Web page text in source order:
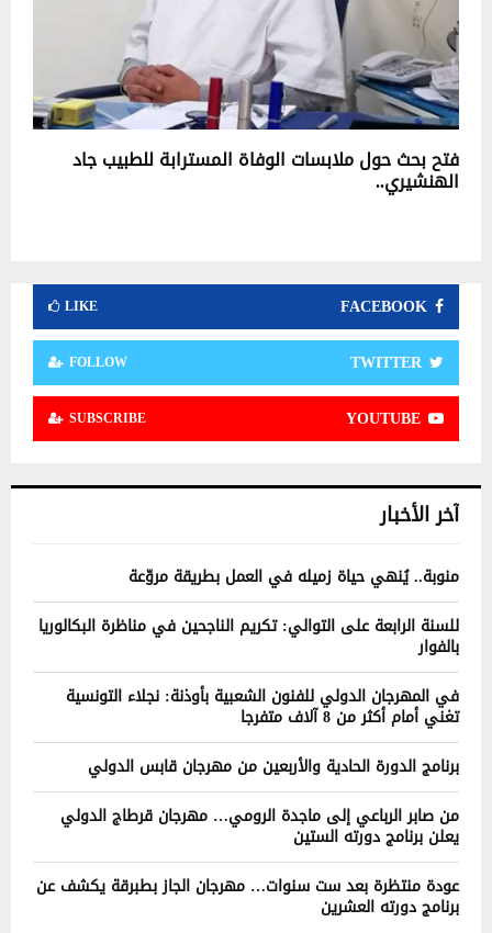
فتح بحث حول ملابسات الوفاة المسترابة للطبيب جاد
الهنشيري..
FACEBOOK
LIKE
TWITTER
FOLLOW
YOUTUBE
SUBSCRIBE
آخر الأخبار
منوبة.. يُنهي حياة زميله في العمل بطريقة مروّعة
للسنة الرابعة على التوالي: تكريم الناجحين في مناظرة البكالوريا
بالفوار
في المهرجان الدولي للفنون الشعبية بأوذنة: نجلاء التونسية
تغني أمام أكثر من 8 آلاف متفرجا
برنامج الدورة الحادية والأربعين من مهرجان قابس الدولي
من صابر الرباعي إلى ماجدة الرومي… مهرجان قرطاج الدولي
يعلن برنامج دورته الستين
عودة منتظرة بعد ست سنوات… مهرجان الجاز بطبرقة يكشف عن
برنامج دورته العشرين